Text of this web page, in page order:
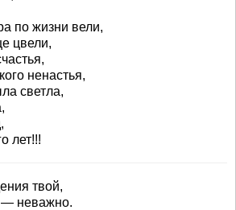
по жизни вели,
цвели,
ненастья,
светла,
лет!!!
твой,
— неважно.